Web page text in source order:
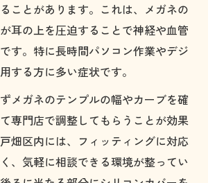
ことがあります。これは、メガネの
耳の上を圧迫することで神経や血管
す。特に長時間パソコン作業やデジ
する方に多い症状です。
メガネのテンプルの幅やカーブを確
専門店で調整してもらうことが効果
畑区内には、フィッティングに対応
、気軽に相談できる環境が整ってい